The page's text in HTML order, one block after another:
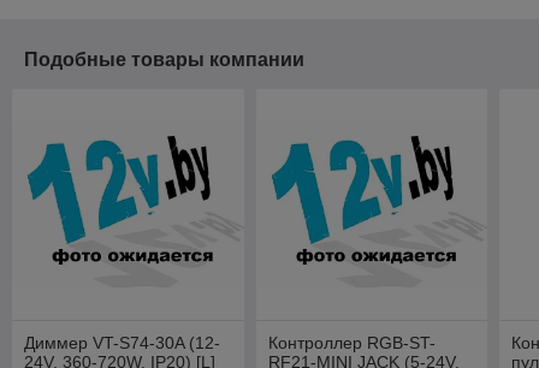
Подобные товары компании
Диммер VT-S74-30A (12-
24V, 360-720W, IP20) [L]
Контроллер RGB-ST-
RF21-MINI JACK (5-24V,